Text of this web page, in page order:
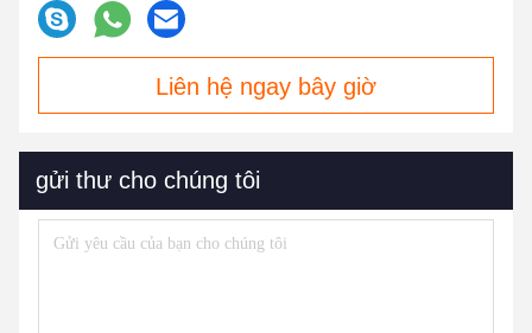
Liên hệ ngay bây giờ
gửi thư cho chúng tôi